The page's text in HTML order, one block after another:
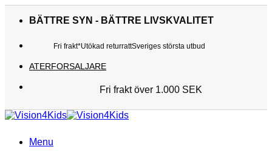
BÄTTRE SYN - BÄTTRE LIVSKVALITET
Fri frakt*Utökad returrattSveriges största utbud
ATERFORSALJARE
Fri frakt över 1.000 SEK
Kunderna älskar oss
Utökad returratt
Sveriges största utbud
Menu